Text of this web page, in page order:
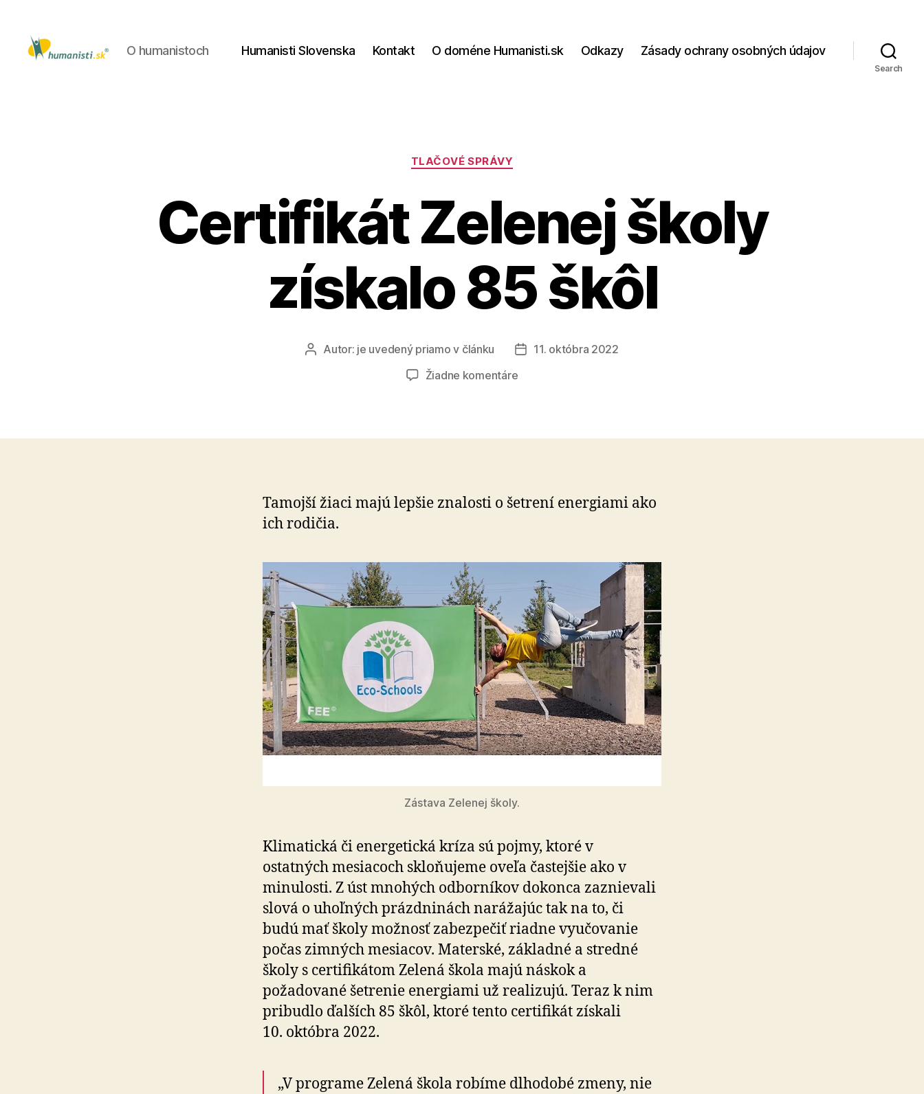
O humanistoch Humanisti Slovenska Kontakt O doméne Humanisti.sk Odkazy Zásady ochrany osobných údajov
Search
Kategórie
TLAČOVÉ SPRÁVY
Certifikát Zelenej školy
získalo 85 škôl
AutorAutor: je uvedený priamo v článku
Dátum
11. októbra 2022
Žiadne komentárena
získalo
Tamojší žiaci majú lepšie znalosti o šetrení energiami ako
ich rodičia.
Zástava Zelenej školy.
Klimatická či energetická kríza sú pojmy, ktoré v
ostatných mesiacoch skloňujeme oveľa častejšie ako v
minulosti. Z úst mnohých odborníkov dokonca zaznievali
slová o uhoľných prázdninách narážajúc tak na to, či
budú mať školy možnosť zabezpečiť riadne vyučovanie
počas zimných mesiacov. Materské, základné a stredné
školy s certifikátom Zelená škola majú náskok a
požadované šetrenie energiami už realizujú. Teraz k nim
pribudlo ďalších 85 škôl, ktoré tento certifikát získali
10. októbra 2022.
„V programe Zelená škola robíme dlhodobé zmeny, nie